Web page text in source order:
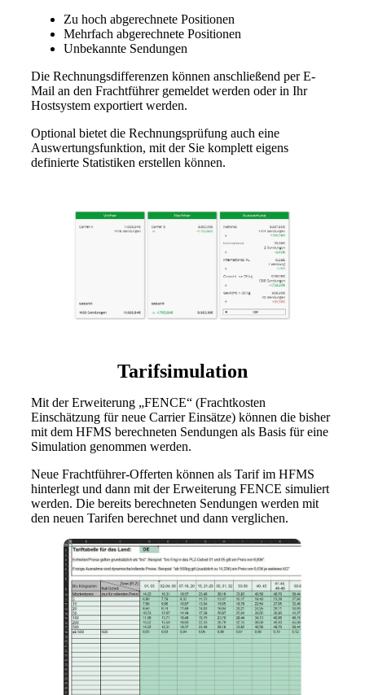
Zu hoch abgerechnete Positionen
Mehrfach abgerechnete Positionen
Unbekannte Sendungen
Die Rechnungsdifferenzen können anschließend per E-
Mail an den Frachtführer gemeldet werden oder in Ihr
Hostsystem exportiert werden.
Optional bietet die Rechnungsprüfung auch eine
Auswertungsfunktion, mit der Sie komplett eigens
definierte Statistiken erstellen können.
Tarifsimulation
Mit der Erweiterung „FENCE“ (Frachtkosten
Einschätzung für neue Carrier Einsätze) können die bisher
mit dem HFMS berechneten Sendungen als Basis für eine
Simulation genommen werden.
Neue Frachtführer-Offerten können als Tarif im HFMS
hinterlegt und dann mit der Erweiterung FENCE simuliert
werden. Die bereits berechneten Sendungen werden mit
den neuen Tarifen berechnet und dann verglichen.